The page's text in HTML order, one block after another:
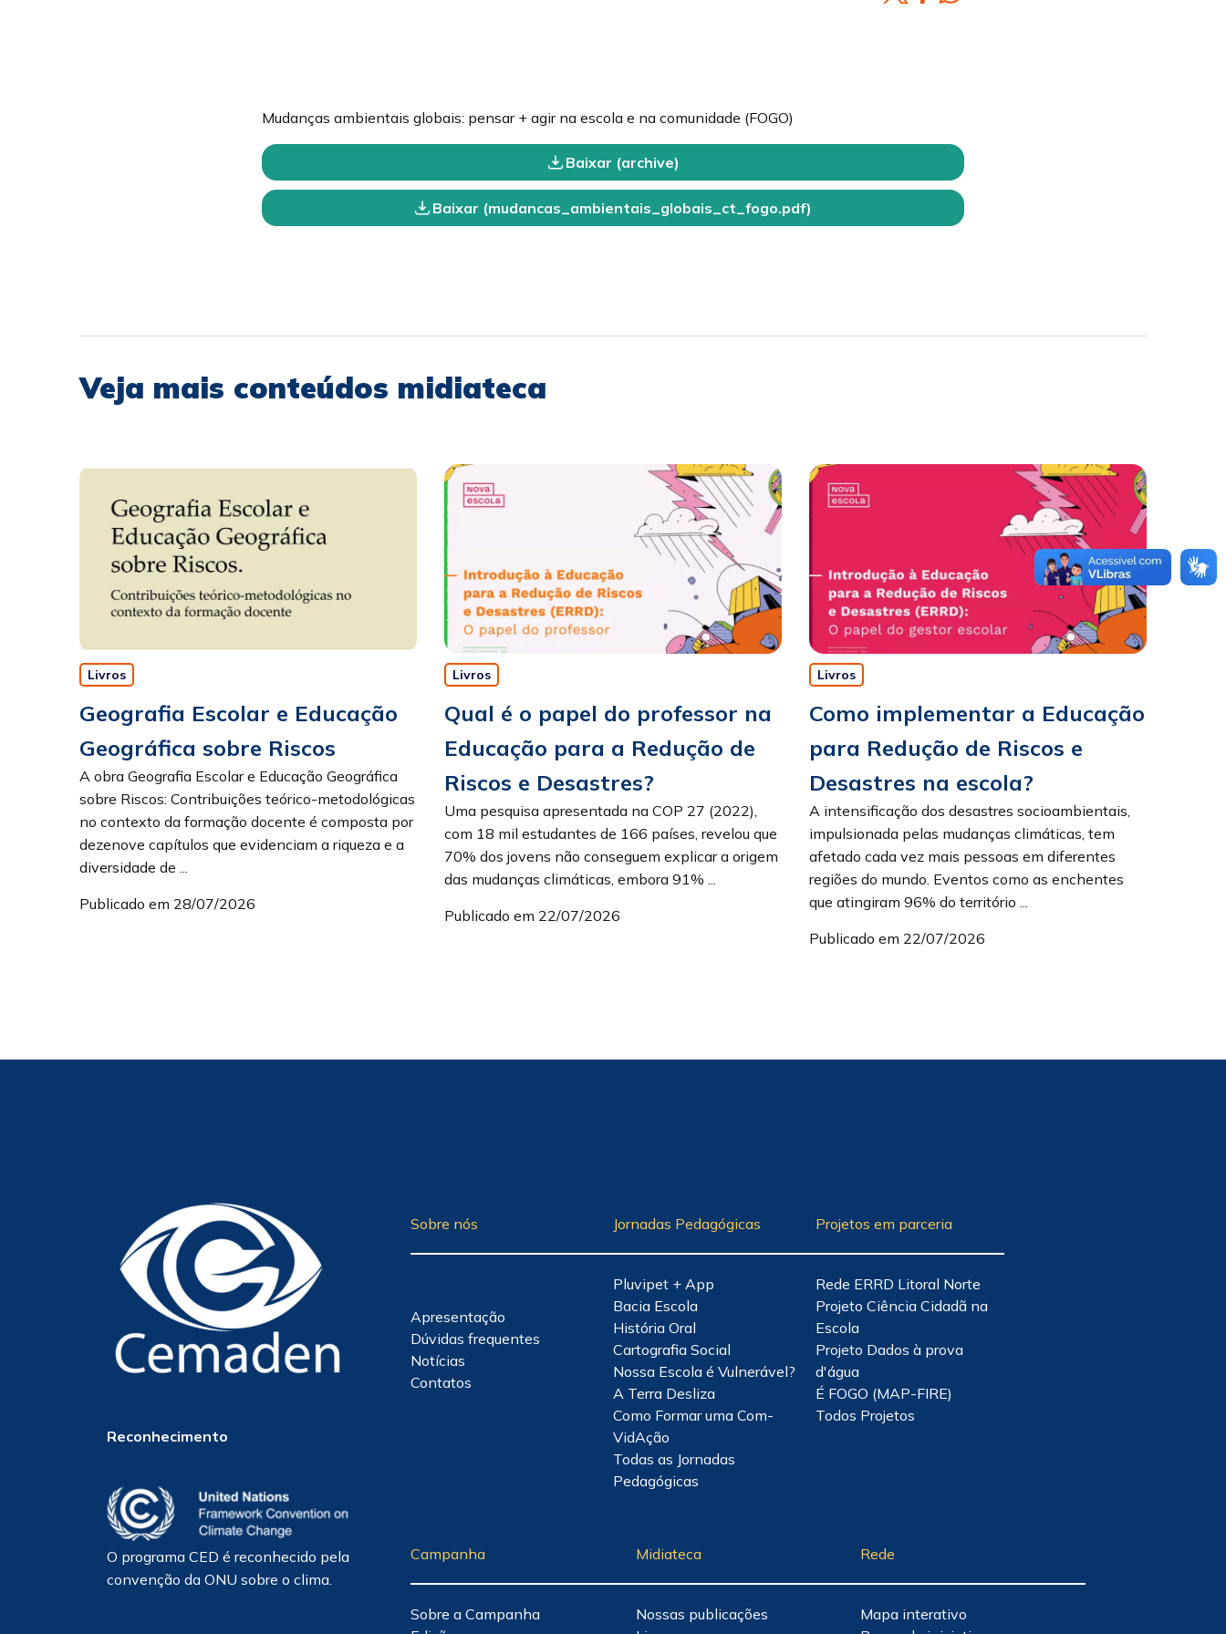
Mudanças ambientais globais: pensar + agir na escola e na comunidade (FOGO)
Baixar (archive)
Baixar (mudancas_ambientais_globais_ct_fogo.pdf)
Veja mais conteúdos midiateca
Livros
Geografia Escolar e Educação
Geográfica sobre Riscos
A obra Geografia Escolar e Educação Geográfica
sobre Riscos: Contribuições teórico-metodológicas
no contexto da formação docente é composta por
dezenove capítulos que evidenciam a riqueza e a
diversidade de ...
Publicado em 28/07/2026
Livros
Qual é o papel do professor na
Educação para a Redução de
Riscos e Desastres?
Uma pesquisa apresentada na COP 27 (2022),
com 18 mil estudantes de 166 países, revelou que
70% dos jovens não conseguem explicar a origem
das mudanças climáticas, embora 91% ...
Publicado em 22/07/2026
Livros
Como implementar a Educação
para Redução de Riscos e
Desastres na escola?
A intensificação dos desastres socioambientais,
impulsionada pelas mudanças climáticas, tem
afetado cada vez mais pessoas em diferentes
regiões do mundo. Eventos como as enchentes
que atingiram 96% do território ...
Publicado em 22/07/2026
Reconhecimento
O programa CED é reconhecido pela
convenção da ONU sobre o clima.
Sobre nós
Apresentação
Dúvidas frequentes
Notícias
Contatos
Jornadas Pedagógicas
Pluvipet + App
Bacia Escola
História Oral
Cartografia Social
Nossa Escola é Vulnerável?
A Terra Desliza
Como Formar uma Com-
VidAção
Todas as Jornadas
Pedagógicas
Projetos em parceria
Rede ERRD Litoral Norte
Projeto Ciência Cidadã na
Escola
Projeto Dados à prova
d'água
É FOGO (MAP-FIRE)
Todos Projetos
Campanha
Sobre a Campanha
Midiateca
Nossas publicações
Rede
Mapa interativo